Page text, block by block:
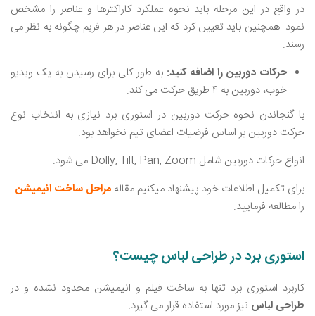
در واقع در این مرحله باید نحوه عملکرد کاراکترها و عناصر را مشخص
نمود. همچنین باید تعیین کرد که این عناصر در هر فریم چگونه به نظر می
‌رسند.
حرکات دوربین را اضافه کنید: به طور کلی برای رسیدن به یک ویدیو
خوب، دوربین به ۴ طریق حرکت می ‌کند.
با گنجاندن نحوه حرکت دوربین در استوری برد نیازی به انتخاب نوع
حرکت دوربین بر اساس فرضیات اعضای تیم نخواهد بود.
انواع حرکات دوربین شامل Dolly, Tilt, Pan, Zoom می‌ شود.
برای تکمیل اطلاعات خود پیشنهاد میکنیم مقاله مراحل ساخت انیمیشن
را مطالعه فرمایید.
استوری برد در طراحی لباس چیست؟
کاربرد استوری برد تنها به ساخت فیلم و انیمیشن محدود نشده و در
طراحی لباس نیز مورد استفاده قرار می ‌گیرد.